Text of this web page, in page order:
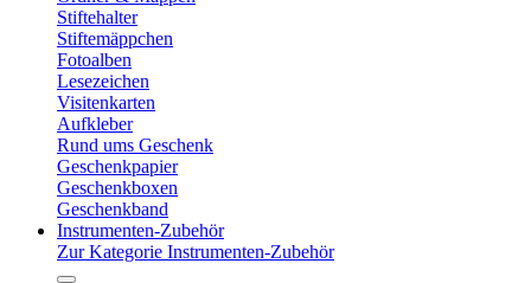
Stiftehalter
Stiftemäppchen
Fotoalben
Lesezeichen
Visitenkarten
Aufkleber
Rund ums Geschenk
Geschenkpapier
Geschenkboxen
Geschenkband
Instrumenten-Zubehör
Zur Kategorie Instrumenten-Zubehör